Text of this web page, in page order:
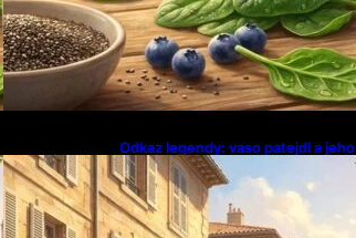
Odkaz legendy: vaso patejdl a jeho
hudba